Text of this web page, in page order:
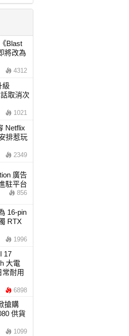
Blast
將改為
4312
級
取消次
1021
Netflix
排惹玩
2349
廣告
駐平台
856
16-pin
RTX
1996
17
大電
常耐用
6898
搶購
供貨
1099